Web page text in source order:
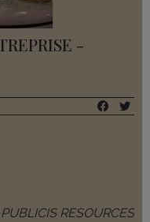
-
RESOURCES